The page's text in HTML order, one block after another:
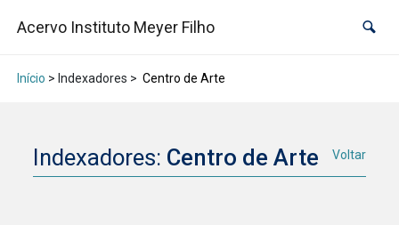
Acervo Instituto Meyer Filho
Início > Indexadores > Centro de Arte
Indexadores: Centro de Arte Voltar